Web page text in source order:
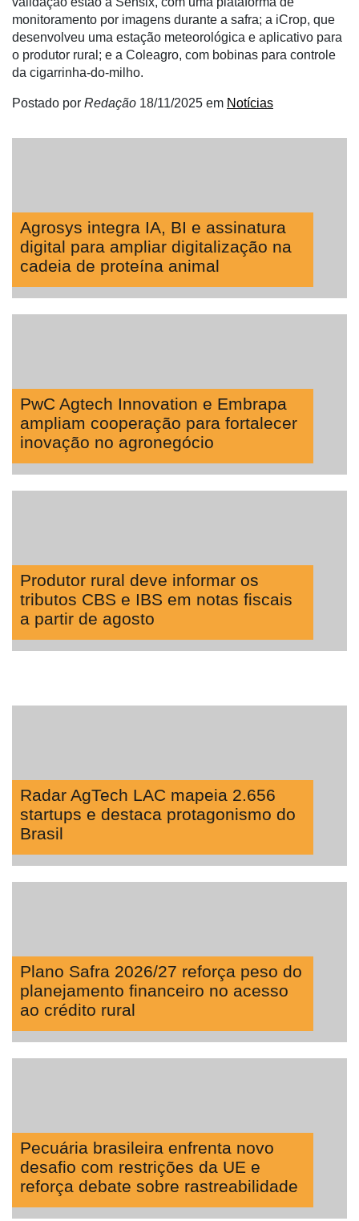
Néctar
Tecprime
Agro
Way
monitoramento por imagens durante a safra; a iCrop, que
desenvolveu uma estação meteorológica e aplicativo para
o produtor rural; e a Coleagro, com bobinas para controle
da cigarrinha-do-milho.
Postado por Redação 18/11/2025 em Notícias
Agrosys integra IA, BI e assinatura
digital para ampliar digitalização na
cadeia de proteína animal
PwC Agtech Innovation e Embrapa
ampliam cooperação para fortalecer
inovação no agronegócio
Produtor rural deve informar os
tributos CBS e IBS em notas fiscais
a partir de agosto
Radar AgTech LAC mapeia 2.656
startups e destaca protagonismo do
Brasil
Plano Safra 2026/27 reforça peso do
planejamento financeiro no acesso
ao crédito rural
Pecuária brasileira enfrenta novo
desafio com restrições da UE e
reforça debate sobre rastreabilidade